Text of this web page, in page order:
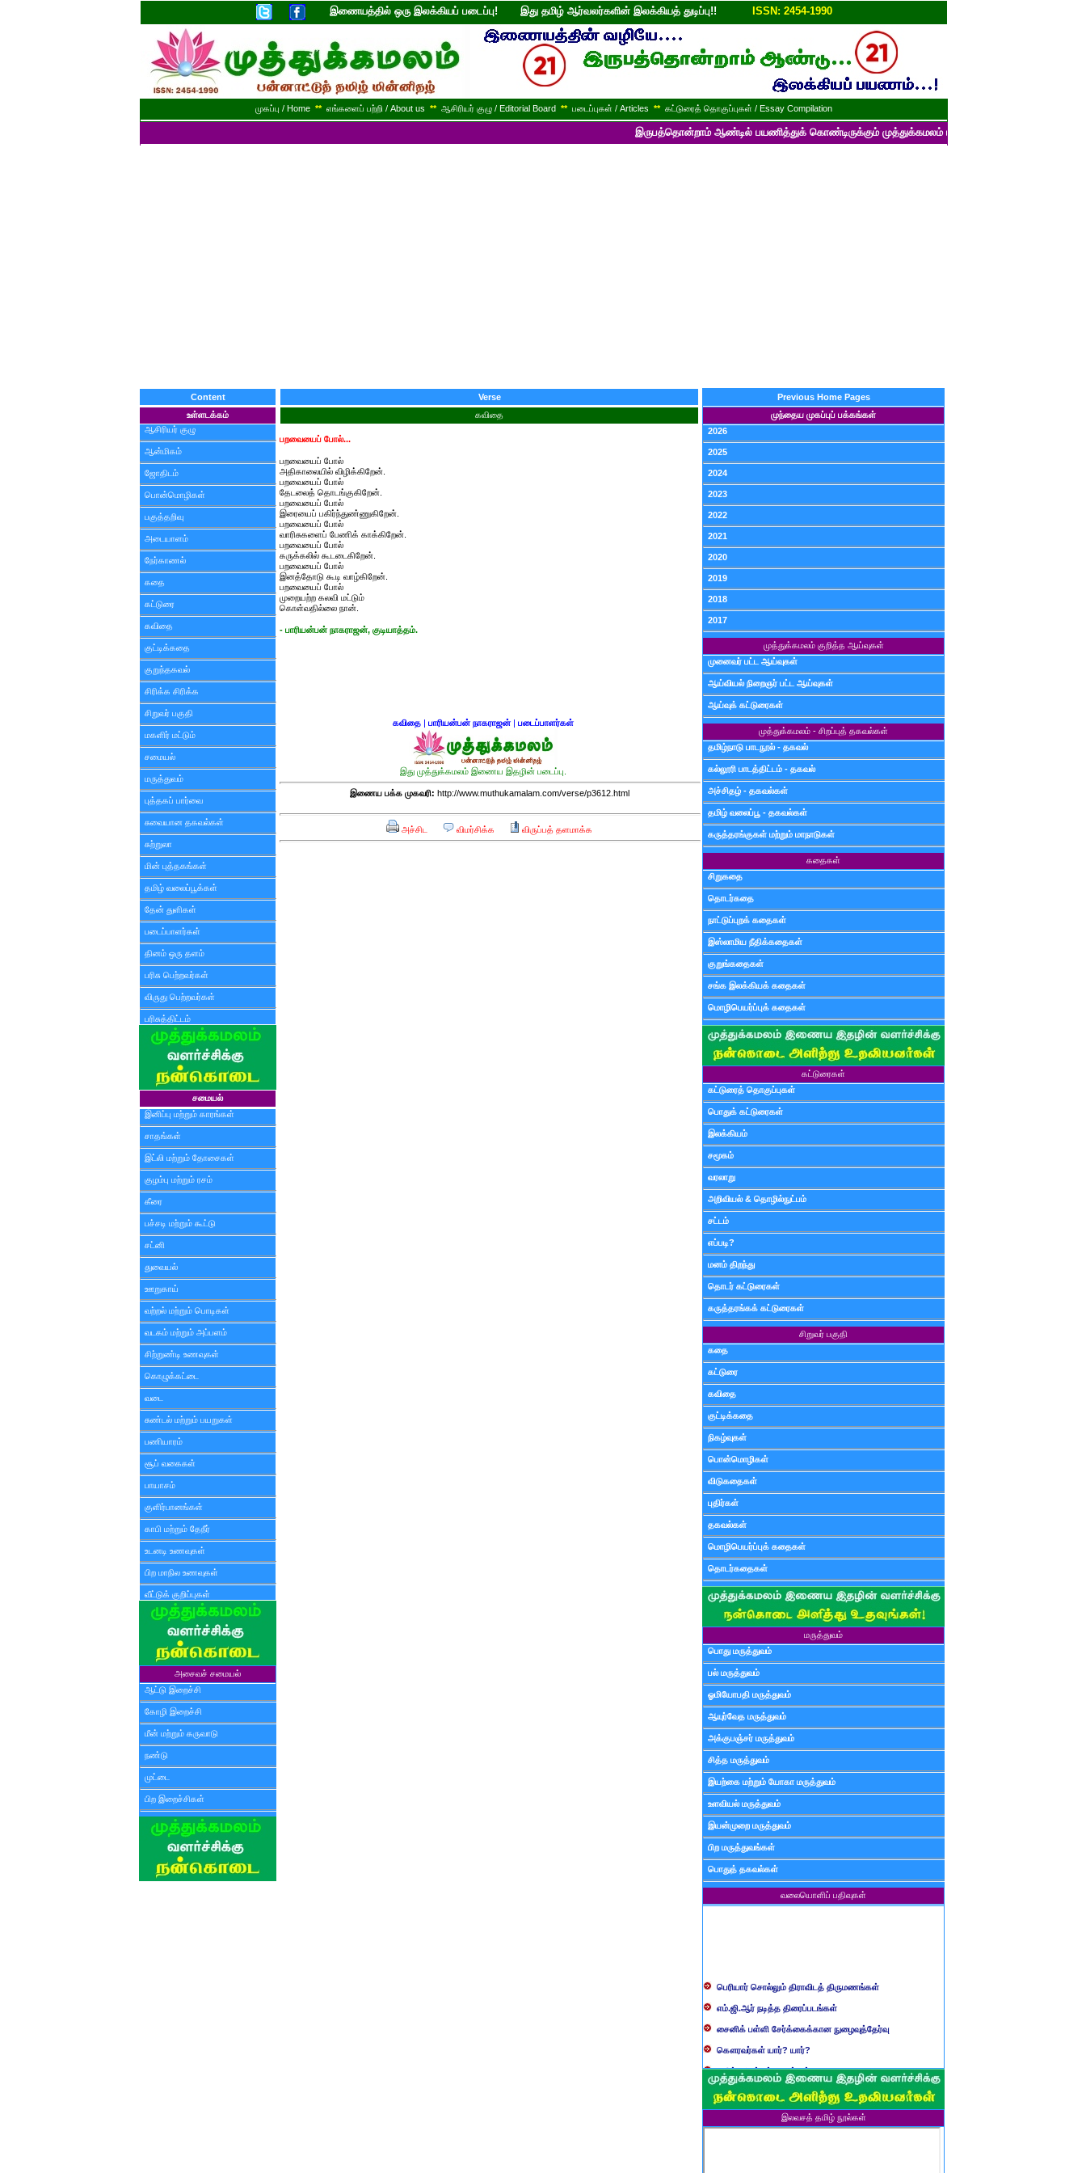
இணையத்தில் ஒரு இலக்கியப் படைப்பு! இது தமிழ் ஆர்வலர்களின் இலக்கியத் துடிப்பு!! ISSN: 2454-1990
முகப்பு / Home ** எங்களைப் பற்றி / About us ** ஆசிரியர் குழு / Editorial Board ** படைப்புகள் / Articles ** கட்டுரைத் தொகுப்புகள் / Essay Compilation
இருபத்தொன்றாம் ஆண்டில் பயணித்துக் கொண்டிருக்கும் முத்துக்கமலம் பன்னாட்டுத் தமிழ் மின்னிதழின்
Content
உள்ளடக்கம்
ஆசிரியர் குழு
ஆன்மிகம்
ஜோதிடம்
பொன்மொழிகள்
பகுத்தறிவு
அடையாளம்
நேர்காணல்
கதை
கட்டுரை
கவிதை
குட்டிக்கதை
குறுந்தகவல்
சிரிக்க சிரிக்க
சிறுவர் பகுதி
மகளிர் மட்டும்
சமையல்
மருத்துவம்
புத்தகப் பார்வை
சுவையான தகவல்கள்
சுற்றுலா
மின் புத்தகங்கள்
தமிழ் வலைப்பூக்கள்
தேன் துளிகள்
படைப்பாளர்கள்
தினம் ஒரு தளம்
பரிசு பெற்றவர்கள்
விருது பெற்றவர்கள்
பரிசுத்திட்டம்
சமையல்
இனிப்பு மற்றும் காரங்கள்
சாதங்கள்
இட்லி மற்றும் தோசைகள்
குழம்பு மற்றும் ரசம்
கீரை
பச்சடி மற்றும் கூட்டு
சட்னி
துவையல்
ஊறுகாய்
வற்றல் மற்றும் பொடிகள்
வடகம் மற்றும் அப்பளம்
சிற்றுண்டி உணவுகள்
கொழுக்கட்டை
வடை
சுண்டல் மற்றும் பயறுகள்
பணியாரம்
சூப் வகைகள்
பாயாசம்
குளிர்பானங்கள்
காபி மற்றும் தேநீர்
உடனடி உணவுகள்
பிற மாநில உணவுகள்
வீட்டுக் குறிப்புகள்
அசைவச் சமையல்
ஆட்டு இறைச்சி
கோழி இறைச்சி
மீன் மற்றும் கருவாடு
நண்டு
முட்டை
பிற இறைச்சிகள்
Verse
கவிதை
பறவையைப் போல்...
பறவையைப் போல்
அதிகாலையில் விழிக்கிறேன்.
பறவையைப் போல்
தேடலைத் தொடங்குகிறேன்.
பறவையைப் போல்
இரையைப் பகிர்ந்துண்ணுகிறேன்.
பறவையைப் போல்
வாரிசுகளைப் பேணிக் காக்கிறேன்.
பறவையைப் போல்
கருக்கலில் கூடடைகிறேன்.
பறவையைப் போல்
இனத்தோடு கூடி வாழ்கிறேன்.
பறவையைப் போல்
முறையற்ற கலவி மட்டும்
கொள்வதில்லை நான்.
- பாரியன்பன் நாகராஜன், குடியாத்தம்.
கவிதை| பாரியன்பன் நாகராஜன்| படைப்பாளர்கள்
இது முத்துக்கமலம் இணைய இதழின் படைப்பு.
இணைய பக்க முகவரி: http://www.muthukamalam.com/verse/p3612.html
அச்சிட விமர்சிக்க விருப்பத் தளமாக்க
Previous Home Pages
முந்தைய முகப்புப் பக்கங்கள்
2026
2025
2024
2023
2022
2021
2020
2019
2018
2017
முத்துக்கமலம் குறித்த ஆய்வுகள்
முனைவர் பட்ட ஆய்வுகள்
ஆய்வியல் நிறைஞர் பட்ட ஆய்வுகள்
ஆய்வுக் கட்டுரைகள்
முத்துக்கமலம் - சிறப்புத் தகவல்கள்
தமிழ்நாடு பாடநூல் - தகவல்
கல்லூரி பாடத்திட்டம் - தகவல்
அச்சிதழ் - தகவல்கள்
தமிழ் வலைப்பூ - தகவல்கள்
கருத்தரங்குகள் மற்றும் மாநாடுகள்
கதைகள்
சிறுகதை
தொடர்கதை
நாட்டுப்புறக் கதைகள்
இஸ்லாமிய நீதிக்கதைகள்
குறுங்கதைகள்
சங்க இலக்கியக் கதைகள்
மொழிபெயர்ப்புக் கதைகள்
கட்டுரைகள்
கட்டுரைத் தொகுப்புகள்
பொதுக் கட்டுரைகள்
இலக்கியம்
சமூகம்
வரலாறு
அறிவியல் & தொழில்நுட்பம்
சட்டம்
எப்படி?
மனம் திறந்து
தொடர் கட்டுரைகள்
கருத்தரங்கக் கட்டுரைகள்
சிறுவர் பகுதி
கதை
கட்டுரை
கவிதை
குட்டிக்கதை
நிகழ்வுகள்
பொன்மொழிகள்
விடுகதைகள்
புதிர்கள்
தகவல்கள்
மொழிபெயர்ப்புக் கதைகள்
தொடர்கதைகள்
மருத்துவம்
பொது மருத்துவம்
பல் மருத்துவம்
ஓமியோபதி மருத்துவம்
ஆயுர்வேத மருத்துவம்
அக்குபஞ்சர் மருத்துவம்
சித்த மருத்துவம்
இயற்கை மற்றும் யோகா மருத்துவம்
உளவியல் மருத்துவம்
இயன்முறை மருத்துவம்
பிற மருத்துவங்கள்
பொதுத் தகவல்கள்
வலையொளிப் பதிவுகள்
எம்.ஜி.ஆர் நடித்த திரைப்படங்கள்
சைனிக் பள்ளி சேர்க்கைக்கான நுழைவுத்தேர்வு
கௌரவர்கள் யார்? யார்?
தமிழ் ஆண்டுப் பெயர்கள்
பிள்ளையார் சுழி வந்தது எப்படி?
வருவது போவது, வந்தால் போகாது, போனால் வராது...?
பண்டைய படைப் பெயர்கள்இலவசத் தமிழ் நூல்கள்